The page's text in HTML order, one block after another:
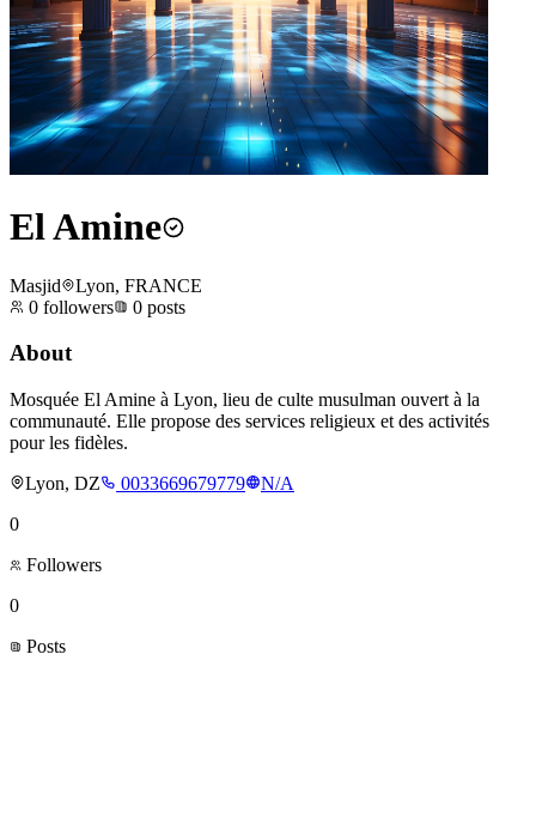
El Amine
Masjid
Lyon, FRANCE
0 followers 0 posts
About
Mosquée El Amine à Lyon, lieu de culte musulman ouvert à la
communauté. Elle propose des services religieux et des activités
pour les fidèles.
Lyon, DZ
0033669679779
N/A
0
Followers
0
Posts